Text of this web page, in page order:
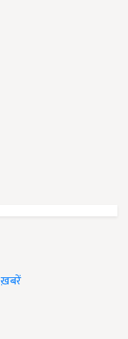
ख़बरें